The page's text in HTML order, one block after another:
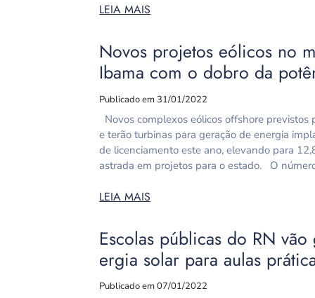
LEIA MAIS
Novos projetos eólicos no
Ibama com o dobro da
Publicado em 31/01/2022
Novos complexos eólicos offshore
e terão turbinas para geração de energia
de licenciamento este ano, elevando para
astrada em projetos para o estado. O
LEIA MAIS
Escolas públicas do RN
ergia solar para aulas
Publicado em 07/01/2022